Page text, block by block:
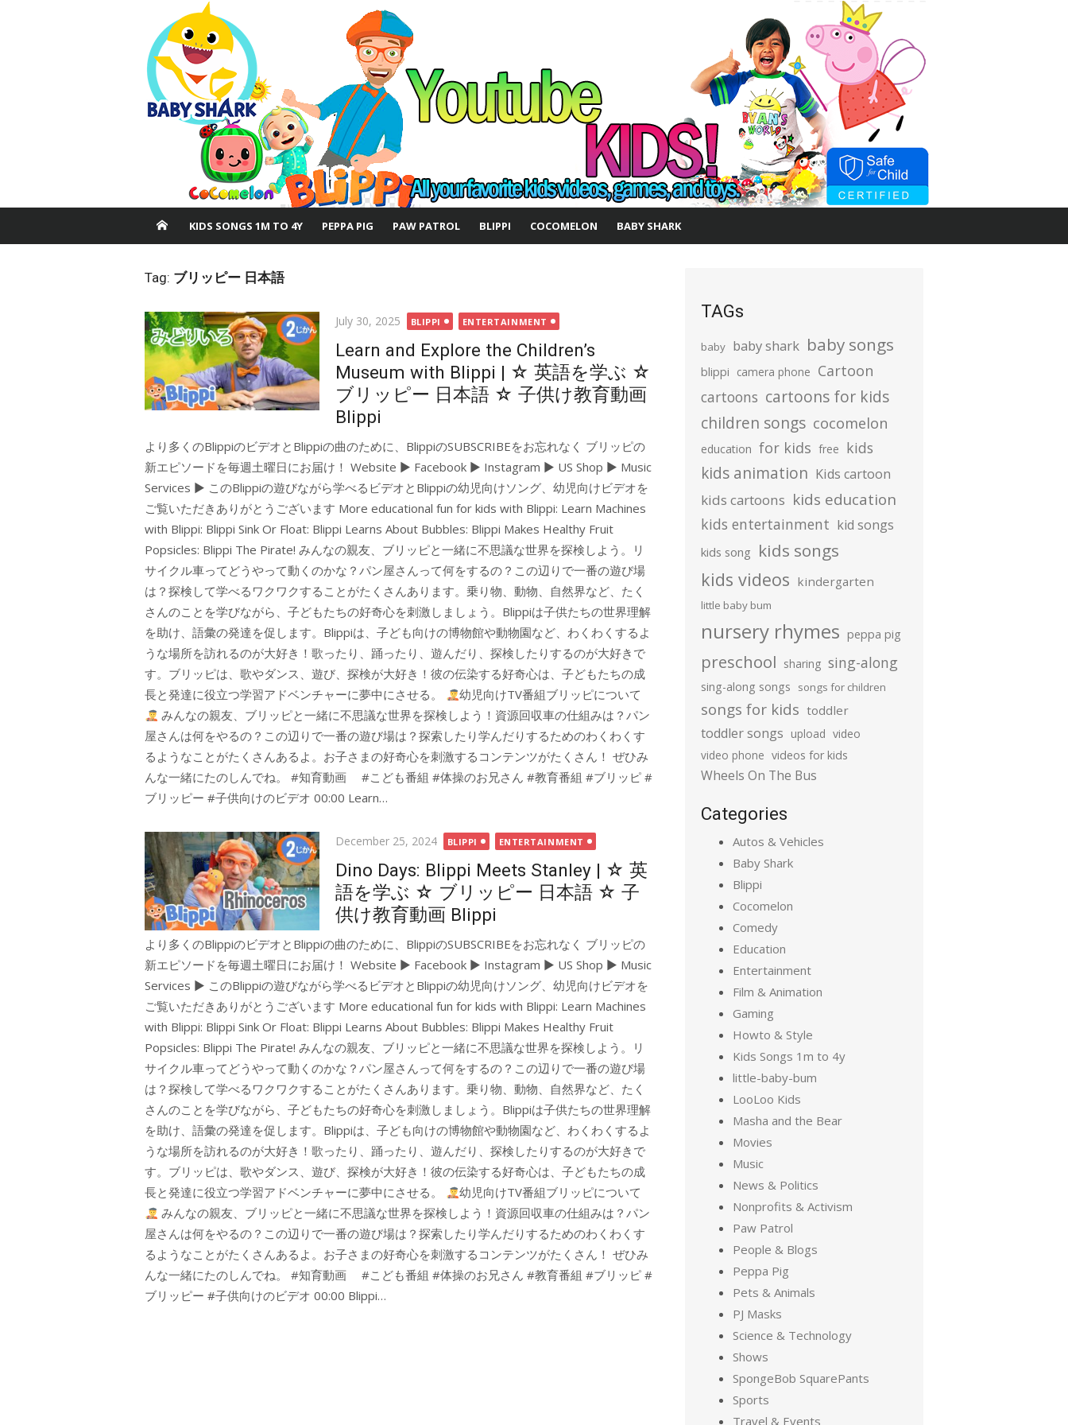
KIDS SONGS 1M TO 4Y PEPPA PIG PAW PATROL BLIPPI COCOMELON BABY SHARK
Tag: ブリッピー 日本語
Posted
July 30, 2025 BLIPPI ENTERTAINMENT
Learn and Explore the Children’s
Museum with Blippi | ☆ 英語を学ぶ ☆
ブリッピー 日本語 ☆ 子供け教育動画
Blippi
より多くのBlippiのビデオとBlippiの曲のために、BlippiのSUBSCRIBEをお忘れなく ブリッピの
新エピソードを毎週土曜日にお届け！ Website ► Facebook ► Instagram ► US Shop ► Music
Services ► このBlippiの遊びながら学べるビデオとBlippiの幼児向けソング、幼児向けビデオを
ご覧いただきありがとうございます More educational fun for kids with Blippi: Learn Machines
with Blippi: Blippi Sink Or Float: Blippi Learns About Bubbles: Blippi Makes Healthy Fruit
Popsicles: Blippi The Pirate! みんなの親友、ブリッピと一緒に不思議な世界を探検しよう。リ
サイクル車ってどうやって動くのかな？パン屋さんって何をするの？この辺りで一番の遊び場
は？探検して学べるワクワクすることがたくさんあります。乗り物、動物、自然界など、たく
さんのことを学びながら、子どもたちの好奇心を刺激しましょう。Blippiは子供たちの世界理解
を助け、語彙の発達を促します。Blippiは、子ども向けの博物館や動物園など、わくわくするよ
うな場所を訪れるのが大好き！歌ったり、踊ったり、遊んだり、探検したりするのが大好きで
す。ブリッピは、歌やダンス、遊び、探検が大好き！彼の伝染する好奇心は、子どもたちの成
長と発達に役立つ学習アドベンチャーに夢中にさせる。
幼児向けTV番組ブリッピについて
みんなの親友、ブリッピと一緒に不思議な世界を探検しよう！資源回収車の仕組みは？パン
屋さんは何をやるの？この辺りで一番の遊び場は？探索したり学んだりするためのわくわくす
るようなことがたくさんあるよ。お子さまの好奇心を刺激するコンテンツがたくさん！ ぜひみ
んな一緒にたのしんでね。 #知育動画 #こども番組 #体操のお兄さん #教育番組 #ブリッピ #
ブリッピー #子供向けのビデオ 00:00 Learn…
Posted
December 25, 2024 BLIPPI ENTERTAINMENT
Dino Days: Blippi Meets Stanley | ☆ 英
語を学ぶ ☆ ブリッピー 日本語 ☆ 子
供け教育動画 Blippi
より多くのBlippiのビデオとBlippiの曲のために、BlippiのSUBSCRIBEをお忘れなく ブリッピの
新エピソードを毎週土曜日にお届け！ Website ► Facebook ► Instagram ► US Shop ► Music
Services ► このBlippiの遊びながら学べるビデオとBlippiの幼児向けソング、幼児向けビデオを
ご覧いただきありがとうございます More educational fun for kids with Blippi: Learn Machines
with Blippi: Blippi Sink Or Float: Blippi Learns About Bubbles: Blippi Makes Healthy Fruit
Popsicles: Blippi The Pirate! みんなの親友、ブリッピと一緒に不思議な世界を探検しよう。リ
サイクル車ってどうやって動くのかな？パン屋さんって何をするの？この辺りで一番の遊び場
は？探検して学べるワクワクすることがたくさんあります。乗り物、動物、自然界など、たく
さんのことを学びながら、子どもたちの好奇心を刺激しましょう。Blippiは子供たちの世界理解
を助け、語彙の発達を促します。Blippiは、子ども向けの博物館や動物園など、わくわくするよ
うな場所を訪れるのが大好き！歌ったり、踊ったり、遊んだり、探検したりするのが大好きで
す。ブリッピは、歌やダンス、遊び、探検が大好き！彼の伝染する好奇心は、子どもたちの成
長と発達に役立つ学習アドベンチャーに夢中にさせる。
幼児向けTV番組ブリッピについて
みんなの親友、ブリッピと一緒に不思議な世界を探検しよう！資源回収車の仕組みは？パン
屋さんは何をやるの？この辺りで一番の遊び場は？探索したり学んだりするためのわくわくす
るようなことがたくさんあるよ。お子さまの好奇心を刺激するコンテンツがたくさん！ ぜひみ
んな一緒にたのしんでね。 #知育動画 #こども番組 #体操のお兄さん #教育番組 #ブリッピ #
ブリッピー #子供向けのビデオ 00:00 Blippi…
TAGs
baby baby shark baby songs
blippi camera phone Cartoon
cartoons cartoons for kids
children songs cocomelon
education for kids free kids
kids animation Kids cartoon
kids cartoons kids education
kids entertainment kid songs
kids song kids songs
kids videos kindergarten
little baby bum
nursery rhymes peppa pig
preschool sharing sing-along
sing-along songs songs for children
songs for kids toddler
toddler songs upload video
video phone videos for kids
Wheels On The Bus
Categories
Autos & Vehicles
Baby Shark
Blippi
Cocomelon
Comedy
Education
Entertainment
Film & Animation
Gaming
Howto & Style
Kids Songs 1m to 4y
little-baby-bum
LooLoo Kids
Masha and the Bear
Movies
Music
News & Politics
Nonprofits & Activism
Paw Patrol
People & Blogs
Peppa Pig
Pets & Animals
PJ Masks
Science & Technology
Shows
SpongeBob SquarePants
Sports
Travel & Events